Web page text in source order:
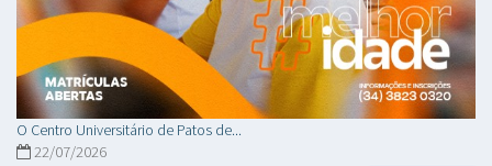
O Centro Universitário de Patos de...
22/07/2026